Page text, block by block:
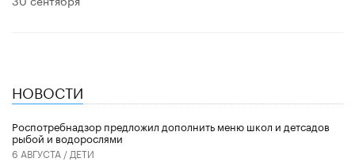
НОВОСТИ
Роспотребнадзор предложил дополнить меню школ и детсадов
рыбой и водорослями
6 АВГУСТА / ДЕТИ